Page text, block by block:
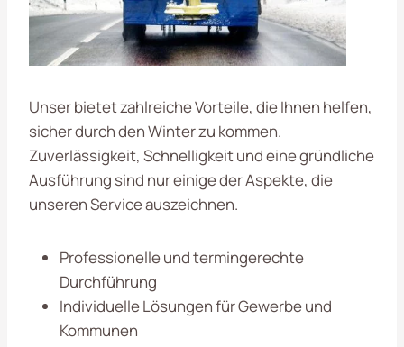
Unser bietet zahlreiche Vorteile, die Ihnen helfen,
sicher durch den Winter zu kommen.
Zuverlässigkeit, Schnelligkeit und eine gründliche
Ausführung sind nur einige der Aspekte, die
unseren Service auszeichnen.
Professionelle und termingerechte
Durchführung
Individuelle Lösungen für Gewerbe und
Kommunen